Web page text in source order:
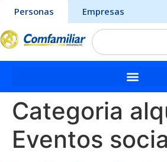
Personas
Empresas
Categoria
Eventos